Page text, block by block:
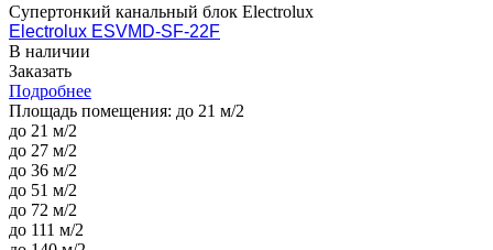
Супертонкий канальный блок Electrolux
Electrolux ESVMD-SF-22F
В наличии
Заказать
Подробнее
Площадь помещения: до 21 м/2
до 21 м/2
до 27 м/2
до 36 м/2
до 51 м/2
до 72 м/2
до 111 м/2